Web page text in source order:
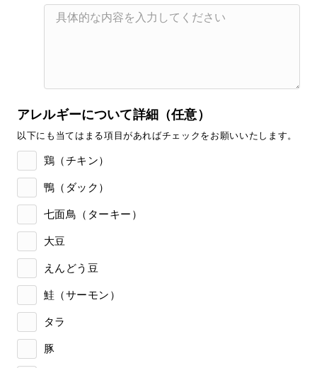
アレルギーについて詳細（任意）
以下にも当てはまる項目があればチェックをお願いいたします。
鶏（チキン）
鴨（ダック）
七面鳥（ターキー）
大豆
えんどう豆
鮭（サーモン）
タラ
豚